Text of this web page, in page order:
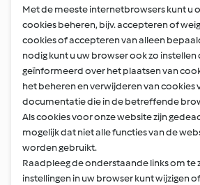
Met de meeste internetbrowsers kunt u
cookies beheren, bijv. accepteren of
cookies of accepteren van alleen
nodig kunt u uw browser ook zo
geïnformeerd over het plaatsen van
het beheren en verwijderen van cookies
documentatie die in de betreffende
Als cookies voor onze website zijn
mogelijk dat niet alle functies van de
worden gebruikt.
Raadpleeg de onderstaande links om te
instellingen in uw browser kunt wijzigen